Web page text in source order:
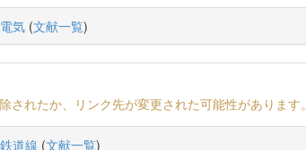
気 (文献一覧)
されたか、リンク先が変更された可能性があります。
道線 (文献一覧)